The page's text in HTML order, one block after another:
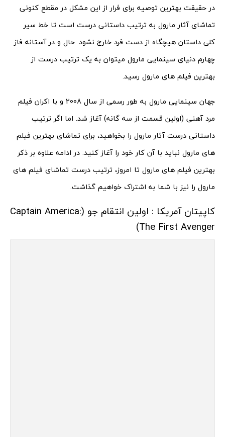
در حقیقت بهترین توصیه برای فرار از این مشکل در مقطع کنونی
تماشای آثار مارول به ترتیب داستانی درست است تا خط سیر
کلی داستان هیچگاه از دست فرد خارج نشود. حال و در آستانه فاز
چهارم دنیای سینمایی مارول میتوان به یک ترتیب درست از
بهترین فیلم های مارول رسید.
جهان سینمایی مارول به طور رسمی از سال 2008 و با اکران فیلم
مرد آهنی (اولین قسمت از سه گانه) آغاز شد. اما اگر ترتیب
داستانی درست آثار مارول را بخواهید، برای تماشای بهترین فیلم
های مارول نباید با آن کار خود را آغاز کنید. در ادامه علاوه بر ذکر
بهترین فیلم های مارول تا امروز، ترتیب درست تماشای فیلم های
مارول را نیز با شما به اشتراک خواهیم گذاشت.
کاپیتان آمریکا : اولین انتقام جو (Captain America:
The First Avenger)